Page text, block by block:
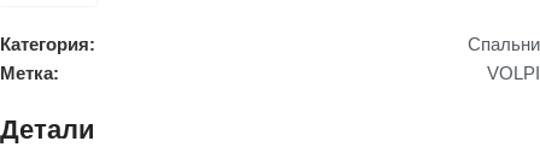
Категория:
Спальни
Метка:
VOLPI
Детали